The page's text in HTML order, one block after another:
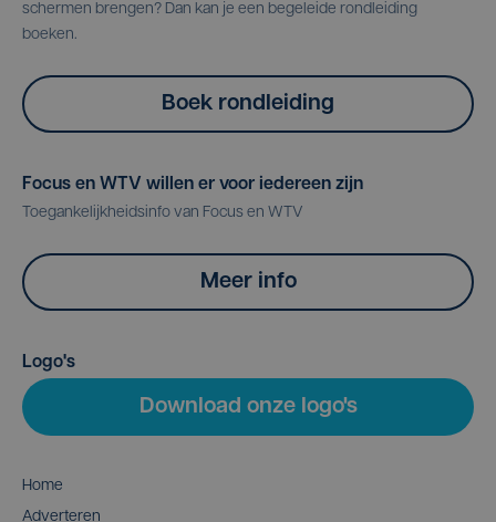
schermen brengen? Dan kan je een begeleide rondleiding
boeken.
Boek rondleiding
Focus en WTV willen er voor iedereen zijn
Toegankelijkheidsinfo van Focus en WTV
Meer info
Logo's
Download onze logo's
Home
Adverteren